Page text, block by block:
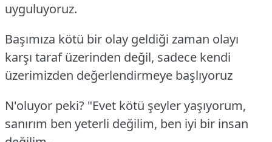
uyguluyoruz.
Başımıza kötü bir olay geldiği zaman olayı
karşı taraf üzerinden değil, sadece kendi
üzerimizden değerlendirmeye başlıyoruz
N'oluyor peki? "Evet kötü şeyler yaşıyorum,
sanırım ben yeterli değilim, ben iyi bir insan